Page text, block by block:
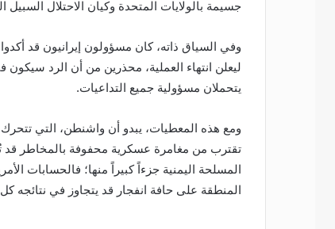
جسيمة بالولايات المتحدة وكيان الاحتلال السبيل
وفي السياق ذاته، كان مسؤولون إيرانيون قد
ليعلن انتهاء العملية، محذرين من أن الرد سيكون
يتحملان مسؤولية جميع التداعيات.
ومع هذه المعطيات، يبدو أن واشنطن، التي
تقترب من مغامرة عسكرية محفوفة بالمخاطر قد
المسلحة اليمنية جزءاً كبيراً منها؛ فالحسابات
المنطقة على حافة انفجار قد يتجاوز في نتائجه